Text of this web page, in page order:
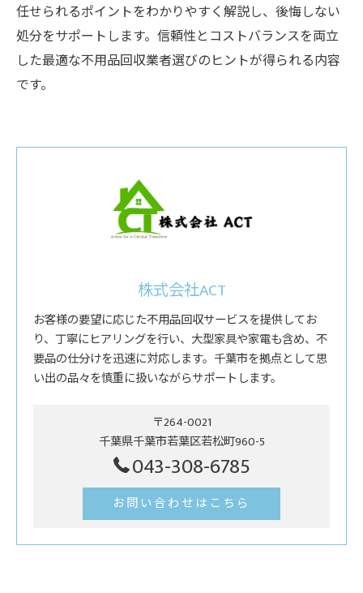
任せられるポイントをわかりやすく解説し、後悔しない
処分をサポートします。信頼性とコストバランスを両立
した最適な不用品回収業者選びのヒントが得られる内容
です。
株式会社ACT
お客様の要望に応じた不用品回収サービスを提供してお
り、丁寧にヒアリングを行い、大型家具や家電も含め、不
要品の仕分けを迅速に対応します。千葉市を拠点として思
い出の品々を慎重に扱いながらサポートします。
〒264-0021
千葉県千葉市若葉区若松町960-5
043-308-6785
お問い合わせはこちら